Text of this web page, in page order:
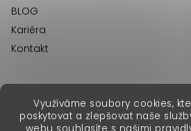
Využíváme soubory cookies,
poskytovat a zlepšovat naše
BLOG
Kariéra
Kontakt
Copyright 2026Erika Fashion.